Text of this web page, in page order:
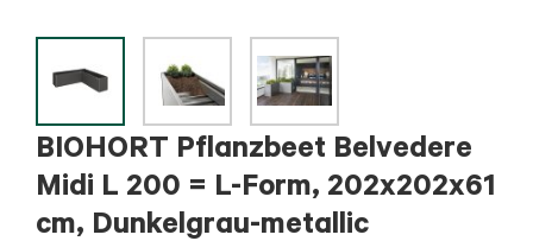
BIOHORT Pflanzbeet Belvedere
Midi L 200 = L-Form, 202x202x61
cm, Dunkelgrau-metallic